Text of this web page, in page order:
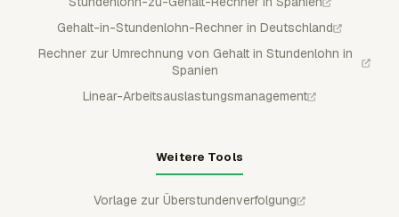
Gehalt-in-Stundenlohn-Rechner in Deutschland
Rechner zur Umrechnung von Gehalt in Stundenlohn in
Spanien
Linear-Arbeitsauslastungsmanagement
Weitere Tools
Vorlage zur Überstundenverfolgung